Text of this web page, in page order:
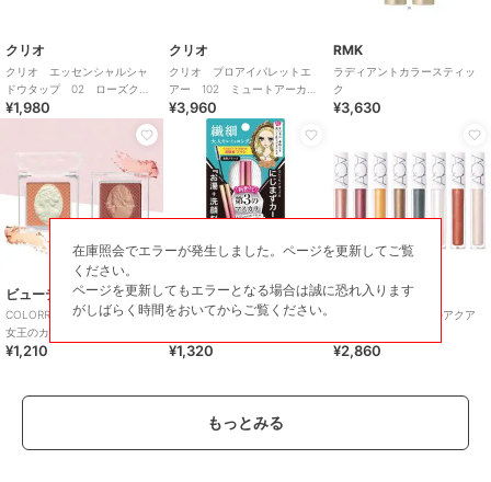
クリオ
クリオ エッセンシャルシャ
ドウタップ 02 ローズクロ
ーザー
¥1,980
クリオ
クリオ プロアイパレットエ
アー 102 ミュートアーカイ
ブ
¥3,960
RMK
ラディアントカラースティッ
ク
¥3,630
ビューティゲート
COLORROSE (カラーローズ)
女王のカメオチーク
¥1,210
ヒロインメイク
ヒロインメイク マイクロマ
ム01
¥1,320
アクア・アクア
オーガニックミネラルアクア
¥2,860
もっとみる
在庫照会でエラーが発生しました。ページを更新してご覧
ください。
ページを更新してもエラーとなる場合は誠に恐れ入ります
がしばらく時間をおいてからご覧ください。